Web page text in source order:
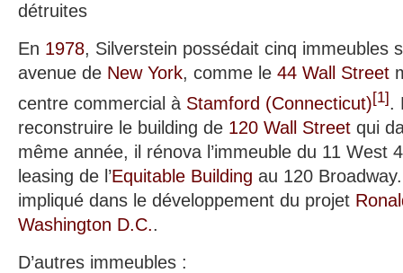
détruites
En 1978, Silverstein possédait cinq immeubles
avenue de New York, comme le 44 Wall Street
centre commercial à Stamford (Connecticut)[1] .
reconstruire le building de 120 Wall Street qui
même année, il rénova l’immeuble du 11 West
leasing de l’Equitable Building au 120
impliqué dans le développement du projet
Washington D.C..
D’autres immeubles :